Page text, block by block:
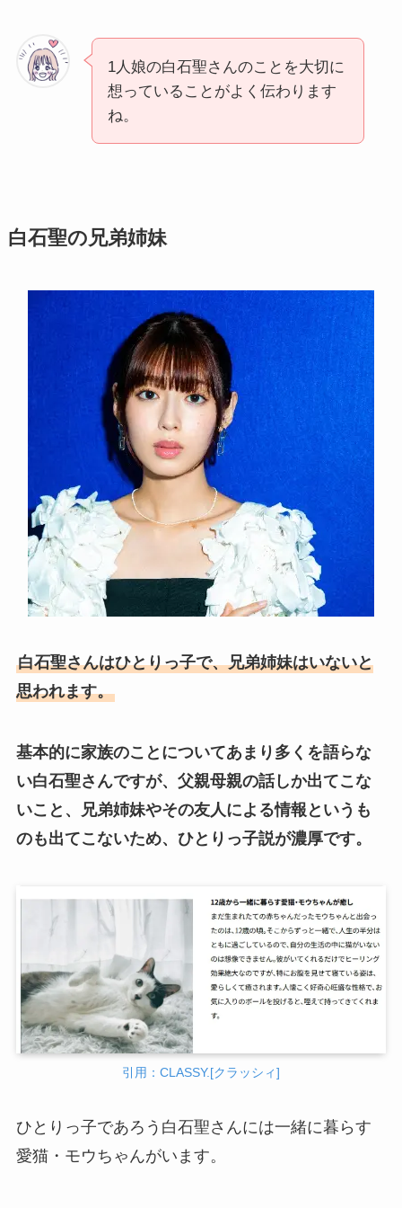
1人娘の白石聖さんのことを大切に
想っていることがよく伝わります
ね。
白石聖の兄弟姉妹
白石聖さんはひとりっ子で、兄弟姉妹はいないと
思われます。
基本的に家族のことについてあまり多くを語らな
い白石聖さんですが、父親母親の話しか出てこな
いこと、兄弟姉妹やその友人による情報というも
のも出てこないため、ひとりっ子説が濃厚です。
引用：CLASSY.[クラッシィ]
ひとりっ子であろう白石聖さんには一緒に暮らす
愛猫・モウちゃんがいます。